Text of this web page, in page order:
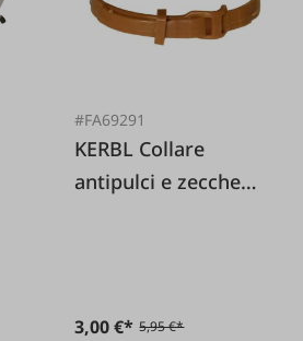
#FA69291
KERBL Collare
antipulci e zecche
3,00 €* 5,95 €*